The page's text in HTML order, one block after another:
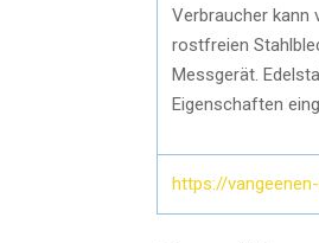
Verbraucher kann
rostfreien
Messgerät.
Eigenschaften
https://